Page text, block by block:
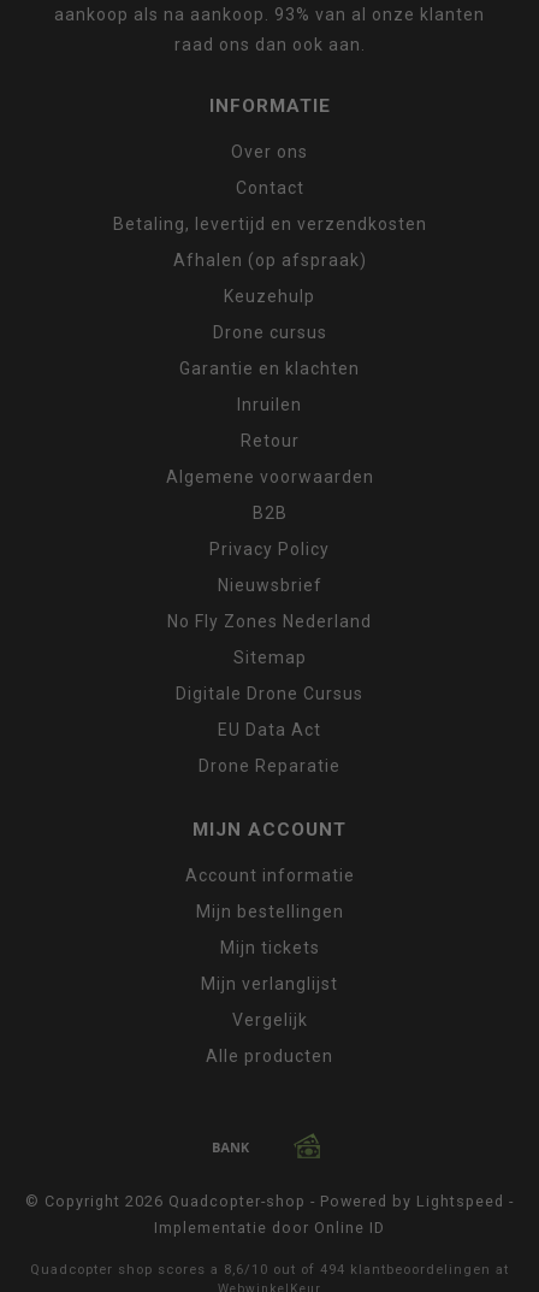
aankoop als na aankoop. 93% van al onze klanten
raad ons dan ook aan.
INFORMATIE
Over ons
Contact
Betaling, levertijd en verzendkosten
Afhalen (op afspraak)
Keuzehulp
Drone cursus
Garantie en klachten
Inruilen
Retour
Algemene voorwaarden
B2B
Privacy Policy
Nieuwsbrief
No Fly Zones Nederland
Sitemap
Digitale Drone Cursus
EU Data Act
Drone Reparatie
MIJN ACCOUNT
Account informatie
Mijn bestellingen
Mijn tickets
Mijn verlanglijst
Vergelijk
Alle producten
© Copyright 2026 Quadcopter-shop - Powered by Lightspeed -
Implementatie door Online ID
Quadcopter shop scores a 8,6/ 10 out of 494 klantbeoordelingen at
WebwinkelKeur